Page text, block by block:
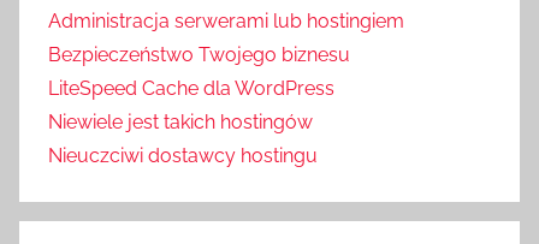
Administracja serwerami lub hostingiem
Bezpieczeństwo Twojego biznesu
LiteSpeed Cache dla WordPress
Niewiele jest takich hostingów
Nieuczciwi dostawcy hostingu